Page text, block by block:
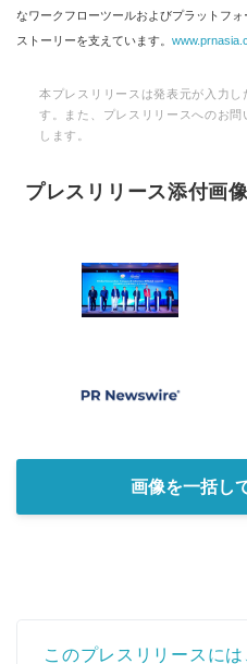
なワークフローツールおよびプラットフ
ストーリーを支えています。
本プレスリリースは発表元が入力
す。また、プレスリリースへのお
します。
プレスリリース添付画
画像を一括し
このプレスリリースに